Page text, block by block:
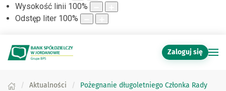
Wysokość linii 100%
Odstęp liter 100%
Zaloguj się
Aktualności
Pożegnanie długoletniego Członka Rady